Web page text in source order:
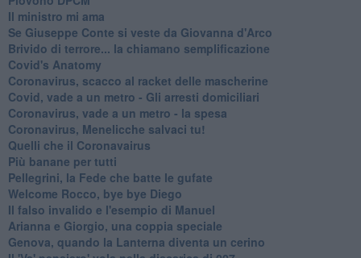
Il ministro mi ama
Se Giuseppe Conte si veste da Giovanna d'Arco
Brivido di terrore... la chiamano semplificazione
Covid's Anatomy
Coronavirus, scacco al racket delle mascherine
Covid, vade a un metro - Gli arresti domiciliari
Coronavirus, vade a un metro - la spesa
Coronavirus, Menelicche salvaci tu!
Quelli che il Coronavairus
Più banane per tutti
Pellegrini, la Fede che batte le gufate
Welcome Rocco, bye bye Diego
Il falso invalido e l'esempio di Manuel
Arianna e Giorgio, una coppia speciale
Genova, quando la Lanterna diventa un cerino